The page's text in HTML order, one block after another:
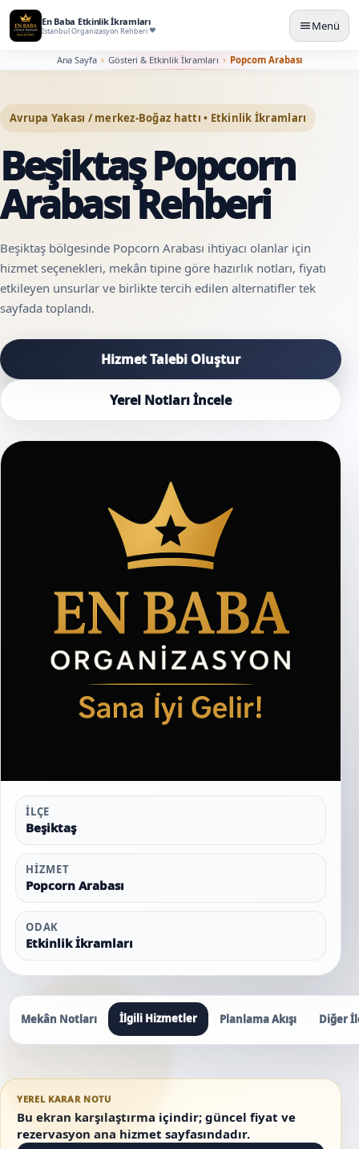
En Baba Etkinlik İkramları
İstanbul Organizasyon Rehberi Menü
Ana Sayfa Gösteri & Etkinlik İkramları Popcorn Arabası
Avrupa Yakası / merkez-Boğaz hattı • Etkinlik İkramları
Beşiktaş Popcorn
Arabası Rehberi
Beşiktaş bölgesinde Popcorn Arabası ihtiyacı olanlar için
hizmet seçenekleri, mekân tipine göre hazırlık notları, fiyatı
etkileyen unsurlar ve birlikte tercih edilen alternatifler tek
sayfada toplandı.
Hizmet Talebi Oluştur
Yerel Notları İncele
İLÇE
Beşiktaş
HIZMET
Popcorn Arabası
ODAK
Etkinlik İkramları
Mekân Notları İlgili Hizmetler Planlama Akışı Diğer
YEREL KARAR NOTU
Bu ekran karşılaştırma içindir; güncel fiyat ve
rezervasyon ana hizmet sayfasındadır.